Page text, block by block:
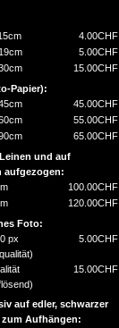
4.00CHF
5.00CHF
15.00CHF
Papier):
45.00CHF
55.00CHF
65.00CHF
und auf
aufgezogen:
100.00CHF
120.00CHF
Foto:
px
5.00CHF
15.00CHF
auf edler, schwarzer
Aufhängen: